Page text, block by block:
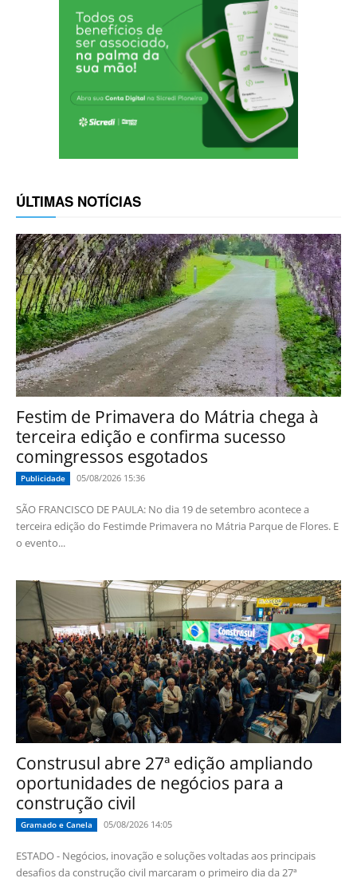
ÚLTIMAS NOTÍCIAS
Festim de Primavera do Mátria chega à
terceira edição e confirma sucesso
comingressos esgotados
Publicidade 05/08/2026 15:36
SÃO FRANCISCO DE PAULA: No dia 19 de setembro acontece a
terceira edição do Festimde Primavera no Mátria Parque de Flores. E
o evento...
Construsul abre 27ª edição ampliando
oportunidades de negócios para a
construção civil
Gramado e Canela 05/08/2026 14:05
ESTADO - Negócios, inovação e soluções voltadas aos principais
desafios da construção civil marcaram o primeiro dia da 27ª